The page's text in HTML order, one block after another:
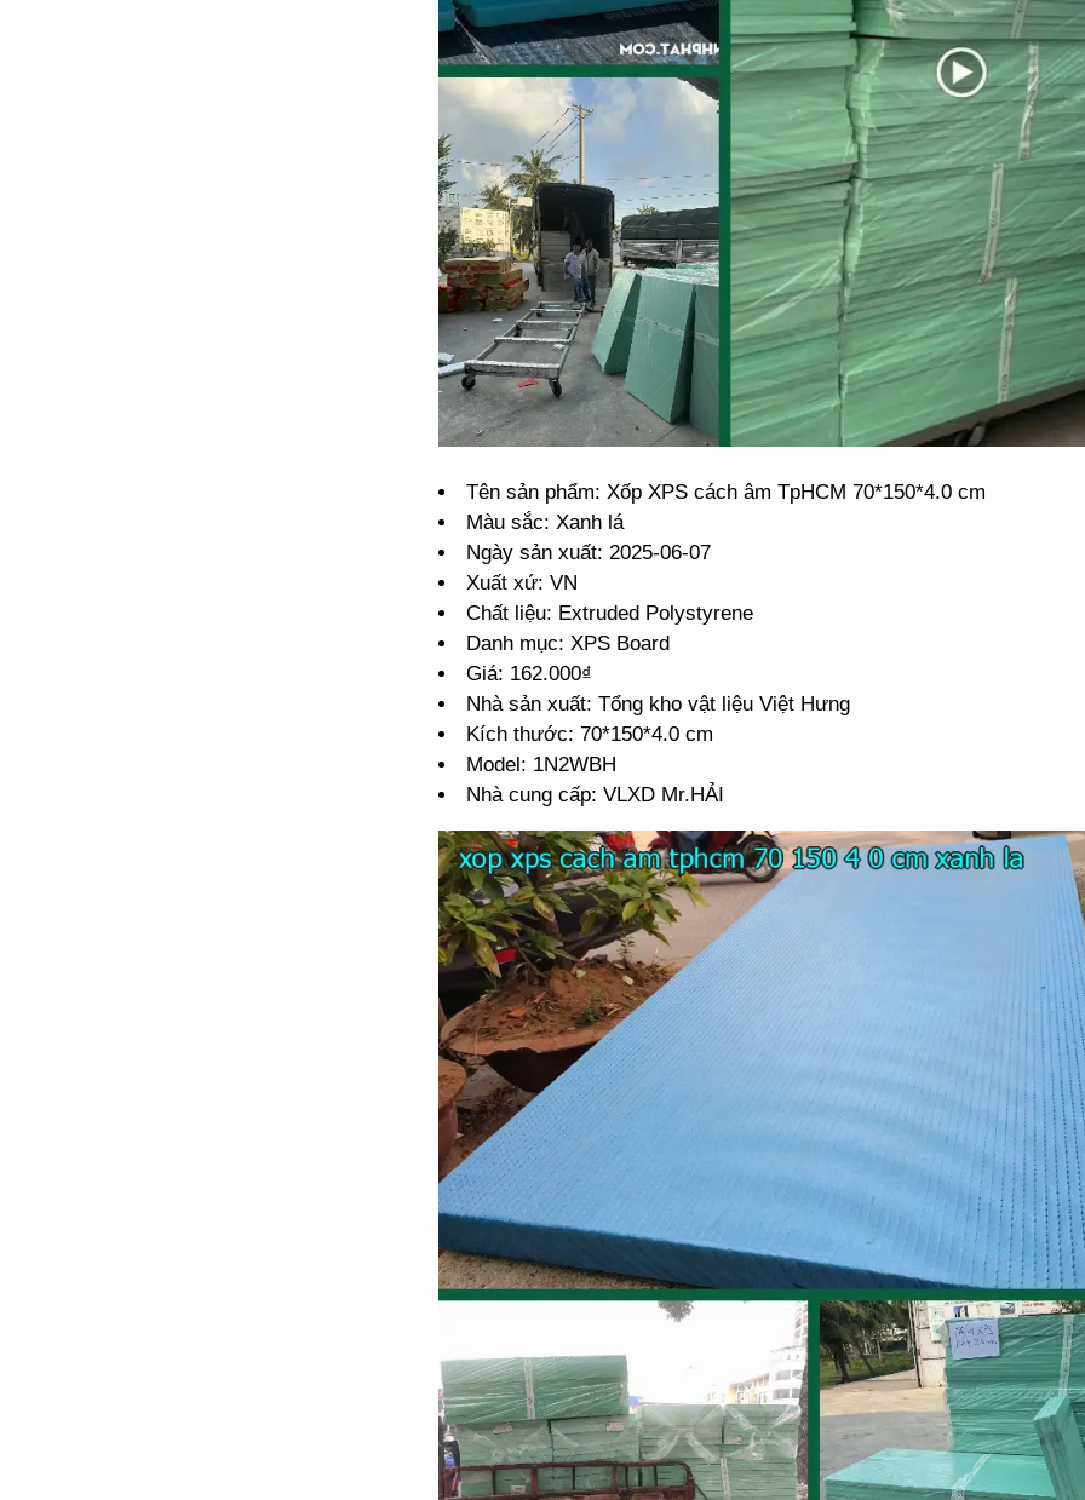
Tên sản phẩm: Xốp XPS cách âm TpHCM 70*150*4.0 cm
Màu sắc: Xanh lá
Ngày sản xuất: 2025-06-07
Xuất xứ: VN
Chất liệu: Extruded Polystyrene
Danh mục: XPS Board
Giá: 162.000₫
Nhà sản xuất: Tổng kho vật liệu Việt Hưng
Kích thước: 70*150*4.0 cm
Model: 1N2WBH
Nhà cung cấp: VLXD Mr.HẢI